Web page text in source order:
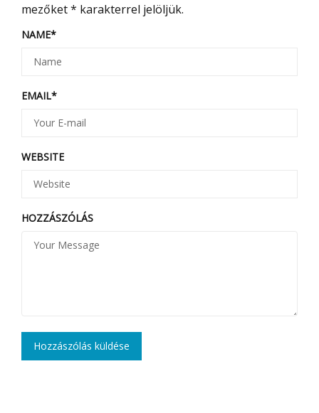
mezőket* karakterrel jelöljük.
NAME*
EMAIL*
WEBSITE
HOZZÁSZÓLÁS